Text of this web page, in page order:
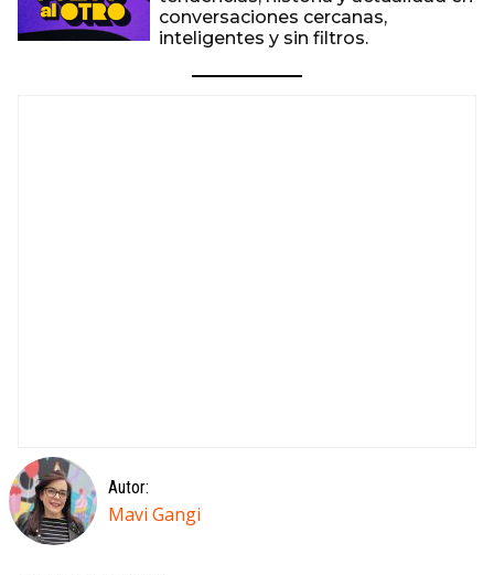
conversaciones cercanas,
inteligentes y sin filtros.
Autor:
Mavi Gangi